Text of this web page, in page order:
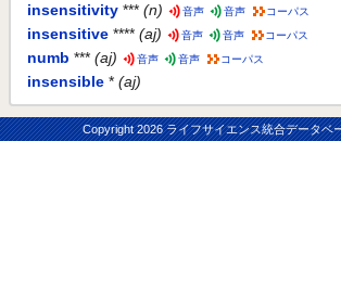
insensitivity *** (n) 音声 音声 コーパス
insensitive **** (aj) 音声 音声 コーパス
numb *** (aj) 音声 音声 コーパス
insensible * (aj)
Copyright2026 ライフサイエンス統合データベ